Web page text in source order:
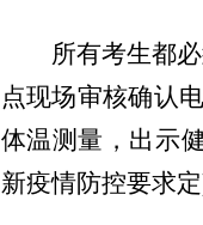
所有考生都
点现场审核确认
体温测量，出示
新疫情防控要求